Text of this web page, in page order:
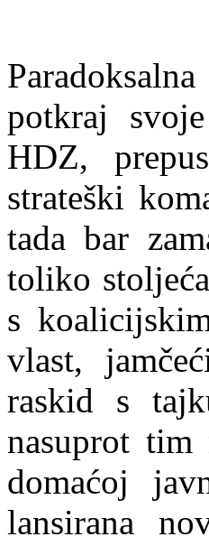
potkraj
HDZ,
strateški
tada bar
toliko
s
vlast,
raskid s
nasuprot
domaćoj
lansirana